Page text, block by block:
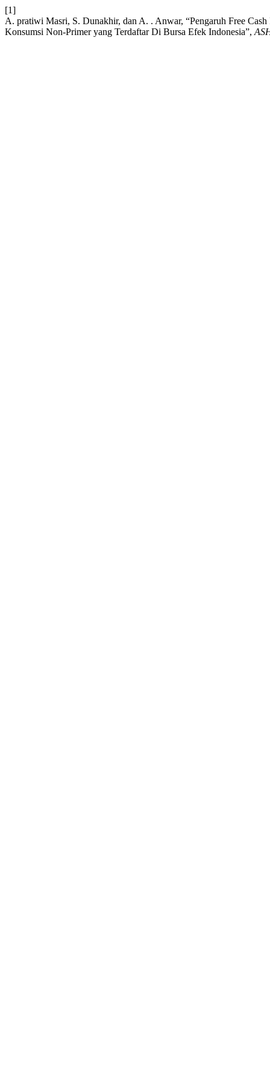
[1]
A. pratiwi Masri, S. Dunakhir, dan A. . Anwar, “Pengaruh Free
Konsumsi Non-Primer yang Terdaftar Di Bursa Efek Indonesia”,